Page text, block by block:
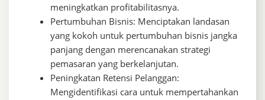
meningkatkan profitabilitasnya.
Pertumbuhan Bisnis: Menciptakan landasan
yang kokoh untuk pertumbuhan bisnis jangka
panjang dengan merencanakan strategi
pemasaran yang berkelanjutan.
Peningkatan Retensi Pelanggan:
Mengidentifikasi cara untuk mempertahankan